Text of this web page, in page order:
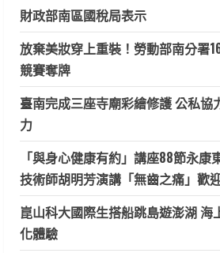
財政部南區國稅局表示
放棄美妝穿上重裝！勞動部南分署
競賽奪牌
臺南完成三座寺廟彩繪修護 公私協
力
「與身心健康有約」講座88節永康
技術師胡明芳演講「無齒之痛」歡
崑山科大國際生搭船跳島遊澎湖 海
化體驗